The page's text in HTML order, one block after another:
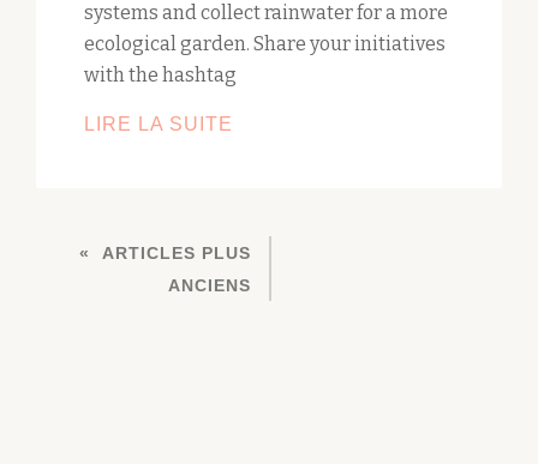
systems and collect rainwater for a more
ecological garden. Share your initiatives
with the hashtag
LIRE LA SUITE
LA
GESTION
NAVIGATION
ARTICLES PLUS
ANCIENS